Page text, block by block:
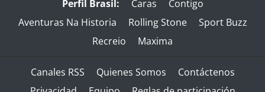
Perfil Brasil: Caras
Contigo
Aventuras Na Historia
Rolling Stone
Sport Buzz
Recreio
Maxima
Canales RSS Quienes Somos
Contáctenos